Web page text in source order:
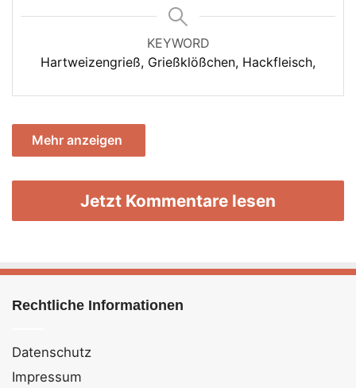
KEYWORD
Hartweizengrieß, Grießklößchen, Hackfleisch,
Mehr anzeigen
Jetzt Kommentare lesen
Rechtliche Informationen
Datenschutz
Impressum